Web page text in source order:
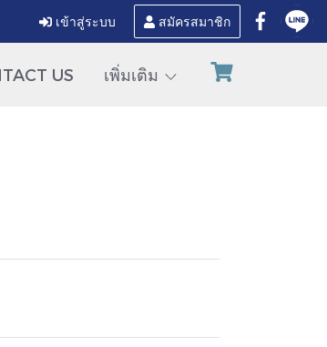
เข้าสู่ระบบ สมัครสมาชิก
US เพิ่มเติม